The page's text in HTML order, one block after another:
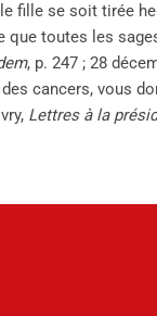
fille se soit tirée
que toutes les
, p. 247 ; 28
cancers, vous
Lettres à la